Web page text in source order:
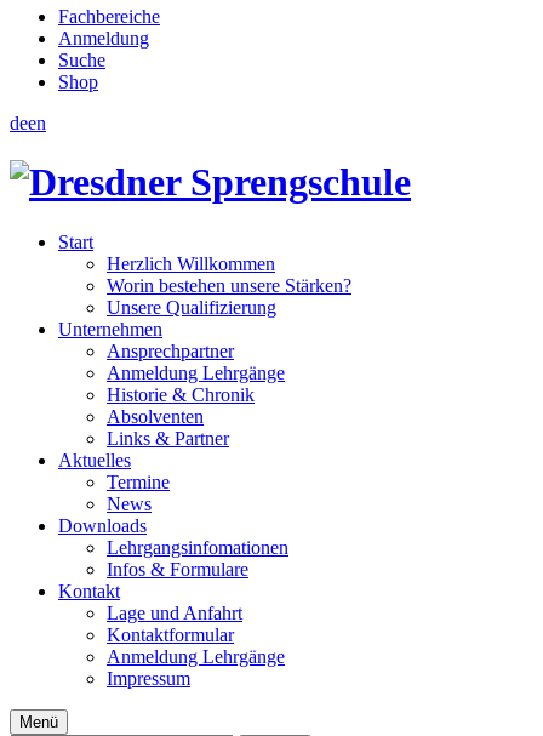
Fachbereiche
Anmeldung
Suche
Shop
deen
Start
Herzlich Willkommen
Worin bestehen unsere Stärken?
Unsere Qualifizierung
Unternehmen
Ansprechpartner
Anmeldung Lehrgänge
Historie & Chronik
Absolventen
Links & Partner
Aktuelles
Termine
News
Downloads
Lehrgangsinfomationen
Infos & Formulare
Kontakt
Lage und Anfahrt
Kontaktformular
Anmeldung Lehrgänge
Impressum
Menü